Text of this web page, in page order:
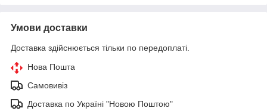
Умови доставки
Доставка здійснюється тільки по передоплаті.
Нова Пошта
Самовивіз
Доставка по Україні "Новою Поштою"